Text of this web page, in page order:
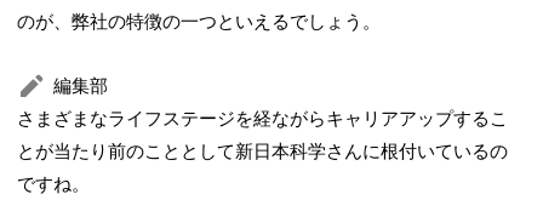
のが、弊社の特徴の一つといえるでしょう。
編集部
さまざまなライフステージを経ながらキャリアアップするこ
とが当たり前のこととして新日本科学さんに根付いているの
ですね。